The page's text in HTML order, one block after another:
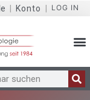
Konto LOG IN